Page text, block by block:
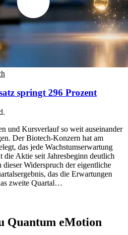
springt 296 Prozent
und Kursverlauf so weit auseinander
Der Biotech-Konzern hat am
das jede Wachstumserwartung
die Aktie seit Jahresbeginn deutlich
Widerspruch der eigentliche
das die Erwartungen
zweite Quartal…
Quantum eMotion